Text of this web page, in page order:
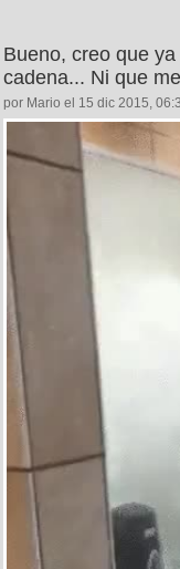
Bueno, creo que
cadena... Ni que
por Mario el 15 dic 2015,